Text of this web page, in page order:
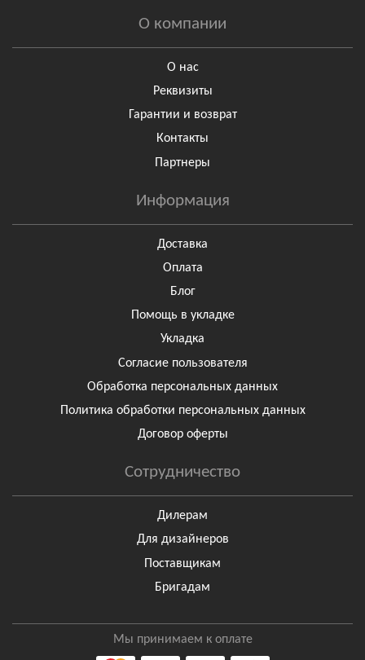
О компании
О нас
Реквизиты
Гарантии и возврат
Контакты
Партнеры
Информация
Доставка
Оплата
Блог
Помощь в укладке
Укладка
Согласие пользователя
Обработка персональных данных
Политика обработки персональных данных
Договор оферты
Сотрудничество
Дилерам
Для дизайнеров
Поставщикам
Бригадам
Мы принимаем к оплате